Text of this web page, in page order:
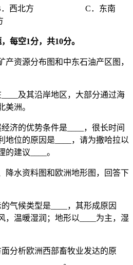
西北方 C．东南
每空1分，共10分。
产资源分布图和中东石油产区图，
及其沿岸地区，大部分通过海
美洲。
济的优势条件是____，很长时间
地位的原因是____，请为撒哈拉以
建议____。
降水资料图和欧洲地形图，回答下
气候类型是____，其形成原因
，温暖湿润；地形以____为主，湿
面分析欧洲西部畜牧业发达的原
。